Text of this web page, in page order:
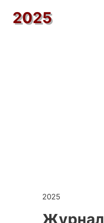
2025
2025
Журнал